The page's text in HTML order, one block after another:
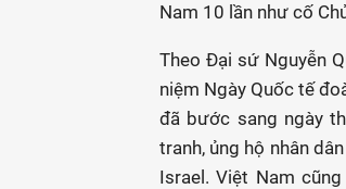
Nam 10 lần như cố
Theo Đại sứ Nguyễn
niệm Ngày Quốc tế
đã bước sang ngày
tranh, ủng hộ nhân
Israel. Việt Nam